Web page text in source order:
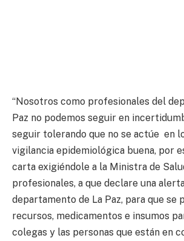
“Nosotros como profesionales del
Paz no podemos seguir en
seguir tolerando que no se actúe en
vigilancia epidemiológica buena, por
carta exigiéndole a la Ministra de
profesionales, a que declare una
departamento de La Paz, para que se
recursos, medicamentos e insumos
colegas y las personas que están en